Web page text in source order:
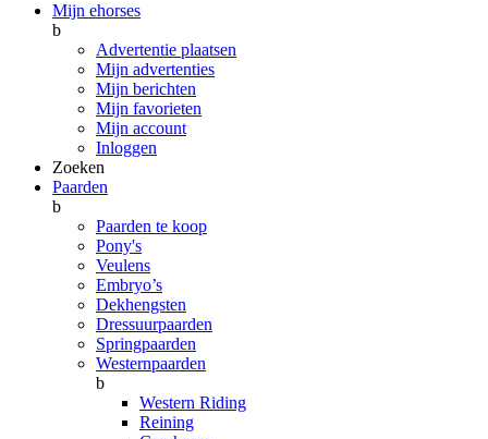
Mijn ehorses
b
Advertentie plaatsen
Mijn advertenties
Mijn berichten
Mijn favorieten
Mijn account
Inloggen
Zoeken
Paarden
b
Paarden te koop
Pony's
Veulens
Embryo’s
Dekhengsten
Dressuurpaarden
Springpaarden
Westernpaarden
b
Western Riding
Reining